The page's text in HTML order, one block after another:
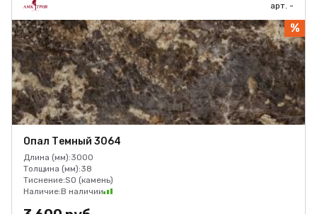
арт. -
%
Опал Темный 3064
Длина (мм):3000
Толщина (мм):38
Тиснение:SO (камень)
Наличие:В наличии